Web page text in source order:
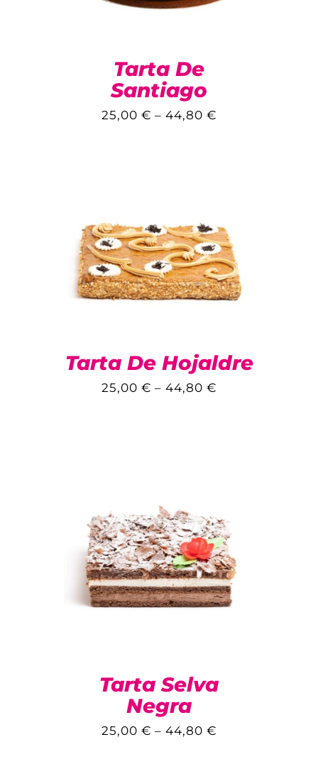
Tarta De
Santiago
25,00 € – 44,80 €
Tarta De Hojaldre
25,00 € – 44,80 €
Tarta Selva
Negra
25,00 € – 44,80 €